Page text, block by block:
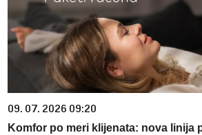
09. 07. 2026 09:20
Komfor po meri klijenata: nova linija